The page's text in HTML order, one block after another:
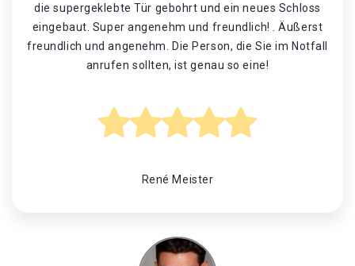
die supergeklebte Tür gebohrt und ein neues Schloss
eingebaut. Super angenehm und freundlich! . Äußerst
freundlich und angenehm. Die Person, die Sie im Notfall
anrufen sollten, ist genau so eine!
René Meister